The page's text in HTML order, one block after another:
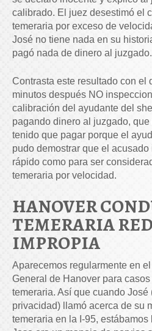
calibrado. El juez desestimó el
temeraria por exceso de
José no tiene nada en su
pagó nada de dinero al juzgado.
Contrasta este resultado con el
minutos después NO
calibración del ayudante del
pagando dinero al juzgado,
tenido que pagar porque el
pudo demostrar que el
rápido como para ser
temeraria por velocidad.
HANOVER
TEMERARIA
IMPROPIA
Aparecemos regularmente en
General de Hanover para
temeraria. Así que cuando
privacidad) llamó acerca de su
temeraria en la I-95,